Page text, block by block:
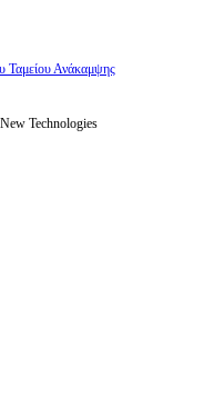
Ταμείου Ανάκαμψης
Technologies